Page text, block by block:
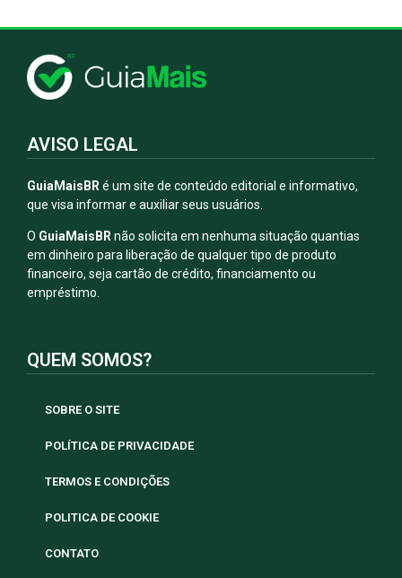
AVISO LEGAL
GuiaMaisBR é um site de conteúdo editorial e informativo,
que visa informar e auxiliar seus usuários.
O GuiaMaisBR não solicita em nenhuma situação quantias
em dinheiro para liberação de qualquer tipo de produto
financeiro, seja cartão de crédito, financiamento ou
empréstimo.
QUEM SOMOS?
SOBRE O SITE
POLÍTICA DE PRIVACIDADE
TERMOS E CONDIÇÕES
POLITICA DE COOKIE
CONTATO